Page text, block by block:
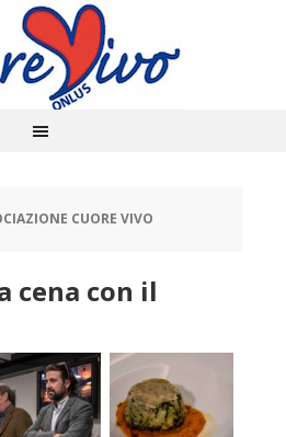
CUORE VIVO
cena con il